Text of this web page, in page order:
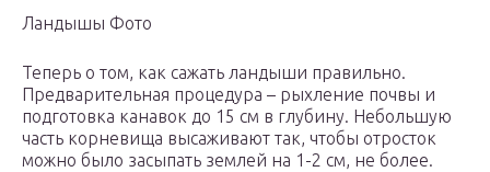
Ландышы Фото
Теперь о том, как сажать ландыши правильно.
Предварительная процедура – рыхление почвы и
подготовка канавок до 15 см в глубину. Небольшую
часть корневища высаживают так, чтобы отросток
можно было засыпать землей на 1-2 см, не более.